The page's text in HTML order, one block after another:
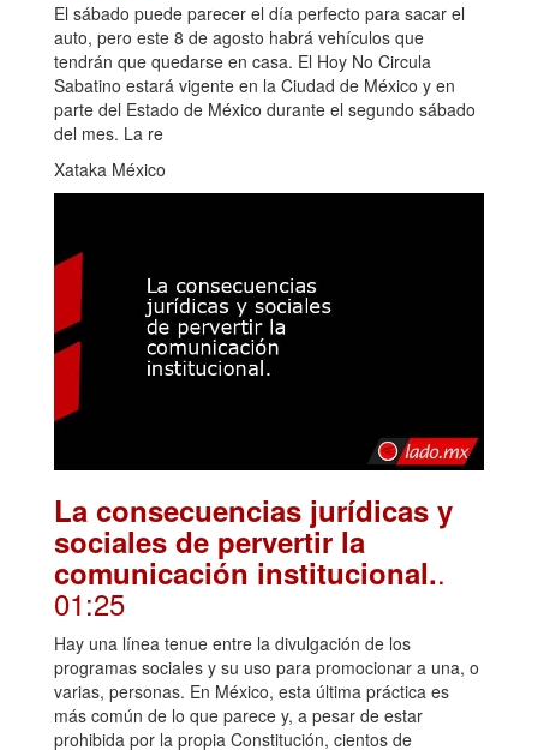
El sábado puede parecer el día perfecto para sacar el
auto, pero este 8 de agosto habrá vehículos que
tendrán que quedarse en casa. El Hoy No Circula
Sabatino estará vigente en la Ciudad de México y en
parte del Estado de México durante el segundo sábado
del mes. La re
Xataka México
La consecuencias jurídicas y
sociales de pervertir la
comunicación institucional..
01:25
Hay una línea tenue entre la divulgación de los
programas sociales y su uso para promocionar a una, o
varias, personas. En México, esta última práctica es
más común de lo que parece y, a pesar de estar
prohibida por la propia Constitución, cientos de